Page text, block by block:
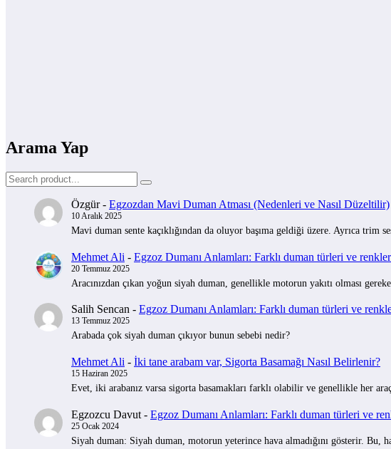
Arama Yap
Özgür- Egzozdan Mavi Duman Atması (Nedenleri ve Nasıl Düzeltilir)
10 Aralık 2025
Mavi duman sente kaçıklığından da oluyor başıma geldiği üzere. Ayrıca trim
Mehmet Ali - Egzoz Dumanı Anlamları: Farklı duman türleri ve
20 Temmuz 2025
Aracınızdan çıkan yoğun siyah duman, genellikle motorun yakıtı olması
Salih Sencan - Egzoz Dumanı Anlamları: Farklı duman türleri ve
13 Temmuz 2025
Arabada çok siyah duman çıkıyor bunun sebebi nedir?
Mehmet Ali - İki tane arabam var, Sigorta Basamağı Nasıl Belirlenir?
15 Haziran 2025
Evet, iki arabanız varsa sigorta basamakları farklı olabilir ve genellikle her
Egzozcu Davut - Egzoz Dumanı Anlamları: Farklı duman türleri ve
25 Ocak 2024
Siyah duman: Siyah duman, motorun yeterince hava almadığını gösterir. Bu,